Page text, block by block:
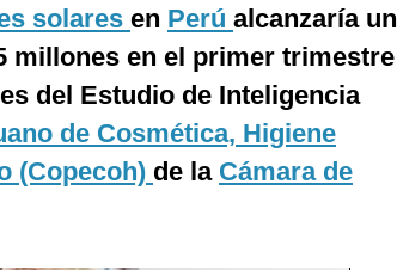
solares en Perú alcanzaría un
millones en el primer trimestre
del Estudio de Inteligencia
de Cosmética, Higiene
(Copecoh) de la Cámara de